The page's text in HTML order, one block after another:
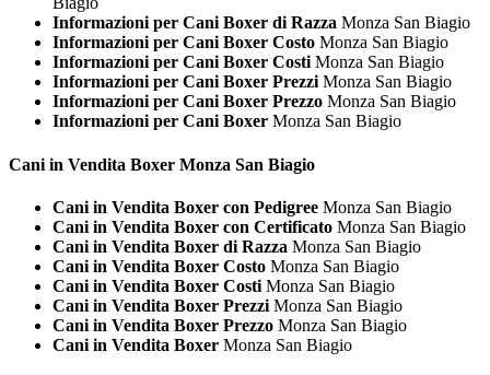
Informazioni per Cani Boxer di Razza Monza San Biagio
Informazioni per Cani Boxer Costo Monza San Biagio
Informazioni per Cani Boxer CostiMonza San Biagio
Informazioni per Cani Boxer PrezziMonza San Biagio
Informazioni per Cani Boxer Prezzo Monza San Biagio
Informazioni per Cani Boxer Monza San Biagio
Cani in Vendita Boxer Monza San Biagio
Cani in Vendita Boxer con Pedigree Monza San Biagio
Cani in Vendita Boxer con Certificato Monza San Biagio
Cani in Vendita Boxer di Razza Monza San Biagio
Cani in Vendita Boxer Costo Monza San Biagio
Cani in Vendita Boxer Costi Monza San Biagio
Cani in Vendita Boxer Prezzi Monza San Biagio
Cani in Vendita Boxer Prezzo Monza San Biagio
Cani in Vendita Boxer Monza San Biagio